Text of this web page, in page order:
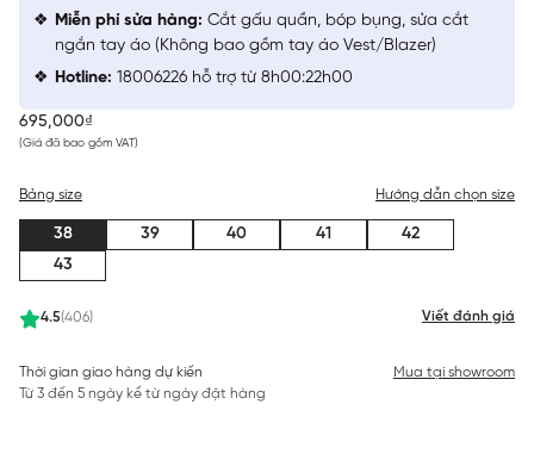
695,000₫
(Giá đã bao gồm VAT)
4.5(406) Viết đánh giá
Bảng size Hướng dẫn chọn size
38 39 40 41
42
43
Thời gian giao hàng dự kiến
Từ 3 đến 5 ngày kể từ ngày đặt hàng
Mua tại showroom
Miễn phí sửa hàng: Cắt gấu quần, bóp bụng, sửa cắt
ngắn tay áo (Không bao gồm tay áo Vest/Blazer)
Hotline: 18006226 hỗ trợ từ 8h00:22h00